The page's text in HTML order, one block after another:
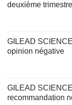
deuxième
GILEAD
opinion négative
GILEAD
recommandation